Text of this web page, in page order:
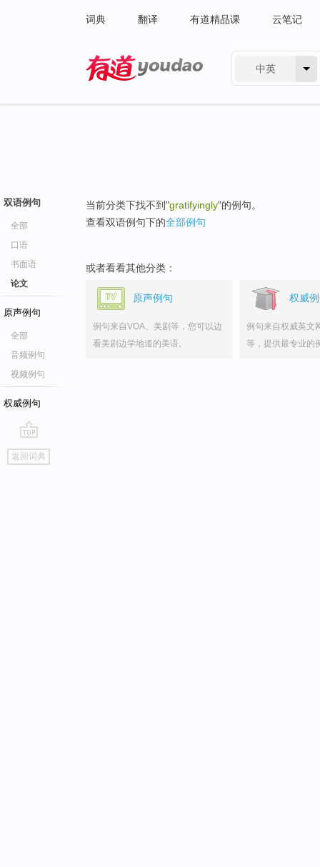
词典 翻译 有道精品课 云笔记
中英
双语例句
全部
口语
书面语
论文
原声例句
全部
音频例句
视频例句
权威例句
go
top
返回词典
当前分类下找不到"gratifyingly"的例句。
查看双语例句下的全部例句
或者看看其他分类：
原声例句
例句来自VOA、美剧等，您可以边
看美剧边学地道的美语。
权威
例句来自权威英文
等，提供最专业的